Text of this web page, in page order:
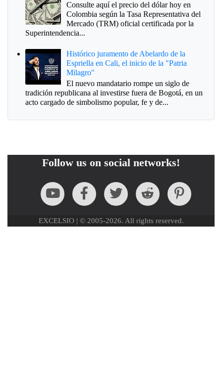
Consulte aquí el precio del dólar hoy en
Colombia según la Tasa Representativa del
Mercado (TRM) oficial certificada por la
Superintendencia...
Histórico juramento de Abelardo de la
Espriella en Cali, el inicio de la "Patria
Milagro"
El nuevo mandatario rompe un siglo de
tradición republicana al investirse fuera de Bogotá, en un
acto cargado de simbolismo popular, fe y de...
Follow us on social networks!
EXCELSIO | © 2005-2026. All rights reserved.